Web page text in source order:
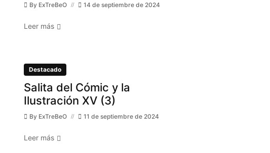
By ExTreBeO 14 de septiembre de 2024
Leer más
Destacado
Salita del Cómic y la
Ilustración XV (3)
By ExTreBeO 11 de septiembre de 2024
Leer más